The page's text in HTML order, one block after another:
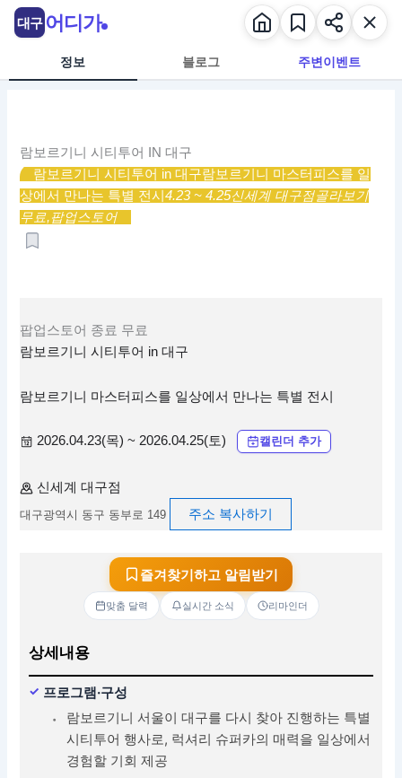
정보 블로그 주변이벤트
람보르기니 시티투어 IN 대구
람보르기니 시티투어 in 대구람보르기니 마스터피스를 일
상에서 만나는 특별 전시4.23 ~ 4.25신세계 대구점골라보기
무료,팝업스토어
팝업스토어 종료 무료
람보르기니 시티투어 in 대구
람보르기니 마스터피스를 일상에서 만나는 특별 전시
2026.04.23(목) ~ 2026.04.25(토) 캘린더 추가
신세계 대구점
대구광역시 동구 동부로 149 주소 복사하기
즐겨찾기하고 알림받기
맞춤 달력 실시간 소식 리마인더
상세내용
프로그램·구성
람보르기니 서울이 대구를 다시 찾아 진행하는 특별
시티투어 행사로, 럭셔리 슈퍼카의 매력을 일상에서
경험할 기회 제공
대구 어디가